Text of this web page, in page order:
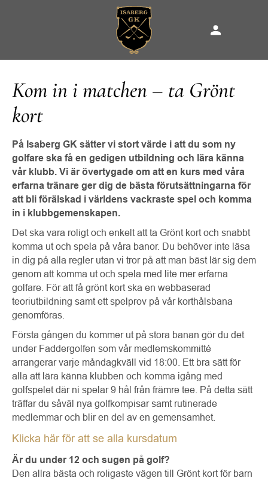
Kom in i matchen – ta Grönt
kort
På Isaberg GK sätter vi stort värde i att du som ny
golfare ska få en gedigen utbildning och lära känna
vår klubb. Vi är övertygade om att en kurs med våra
erfarna tränare ger dig de bästa förutsättningarna för
att bli förälskad i världens vackraste spel och komma
in i klubbgemenskapen.
Det ska vara roligt och enkelt att ta Grönt kort och snabbt
komma ut och spela på våra banor. Du behöver inte läsa
in dig på alla regler utan vi tror på att man bäst lär sig dem
genom att komma ut och spela med lite mer erfarna
golfare. För att få grönt kort ska en webbaserad
teoriutbildning samt ett spelprov på vår korthålsbana
genomföras.
Första gången du kommer ut på stora banan gör du det
under Faddergolfen som vår medlemskommitté
arrangerar varje måndagkväll vid 18:00. Ett bra sätt för
alla att lära känna klubben och komma igång med
golfspelet där ni spelar 9 hål från främre tee. På detta sätt
träffar du såväl nya golfkompisar samt rutinerade
medlemmar och blir en del av en gemensamhet.
Klicka här för att se alla kursdatum
Är du under 12 och sugen på golf?
Den allra bästa och roligaste vägen till Grönt kort för barn